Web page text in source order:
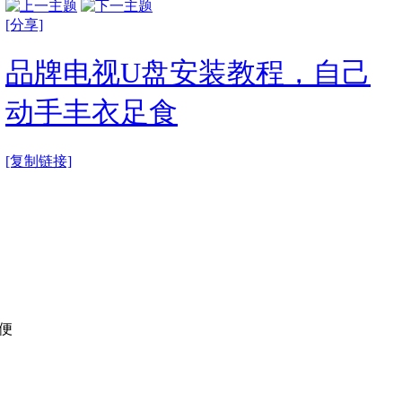
[分享]
品牌电视U盘安装教程，自己
动手丰衣足食
[复制链接]